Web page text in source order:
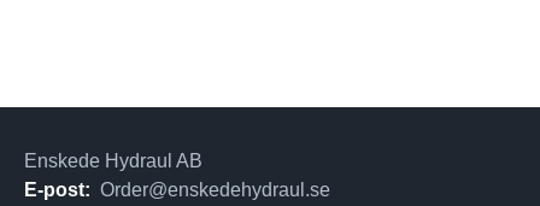
Enskede Hydraul AB
E-post: Order@enskedehydraul.se